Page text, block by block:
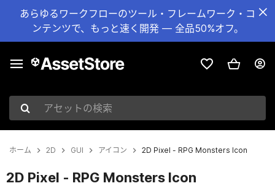
あらゆるワークフローのツール・フレームワーク・コ
ンテンツで、もっと速く開発 — 全品50%オフ。
アセットの検索
ホーム 2D GUI アイコン 2D Pixel - RPG Monsters Icon
2D Pixel - RPG Monsters Icon